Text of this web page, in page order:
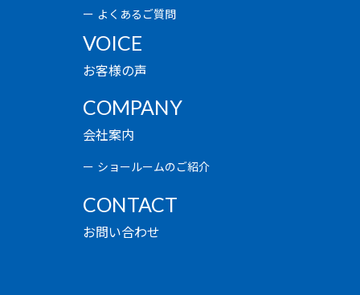
よくあるご質問
VOICE
お客様の声
COMPANY
会社案内
ショールームのご紹介
CONTACT
お問い合わせ